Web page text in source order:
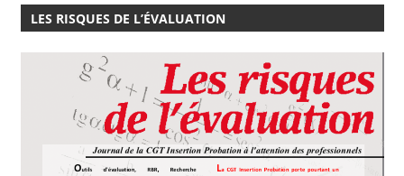
LES RISQUES DE L’ÉVALUATION